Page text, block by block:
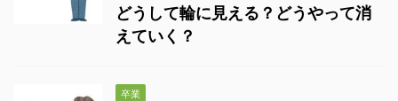
どうして輪に見える？どうやって消
えていく？
卒業